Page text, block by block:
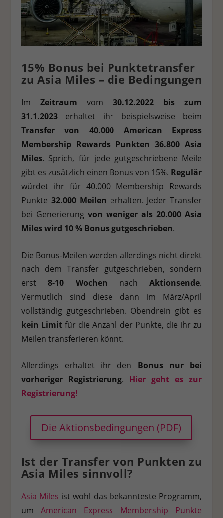
15% Bonus bei Punktetransfer
zu Asia Miles – die Bedingungen
Im Zeitraum vom 30.12.2022 bis zum
31.1.2023erhaltet ihr beispielsweise beim
Transfer von 40.000 American Express
Membership Rewards Punkten 36.800 Asia
Miles. Sprich, für jede gutgeschriebene Meile
gibt es zusätzlich einen Bonus von 15%. Regulär
würdet ihr für 40.000 Membership Rewards
Punkte 32.000 Meilen erhalten. Jeder Transfer
bei Generierung von weniger als 20.000 Asia
Miles wird 10 % Bonus gutgeschrieben.
Die Bonus-Meilen werden allerdings nicht direkt
nach dem Transfer gutgeschrieben, sondern
erst8-10 Wochen nachAktionsende.
Vermutlich sind diese dann im März/April
vollständig gutgeschrieben. Obendrein gibt es
kein Limitfür die Anzahl der Punkte, die ihr zu
Meilen transferieren könnt.
Allerdings erhaltet ihr den Bonus nur bei
vorheriger Registrierung. Hier geht es zur
Registrierung!
Die Aktionsbedingungen (PDF)
Ist der Transfer von Punkten zu
Asia Miles sinnvoll?
Asia Miles ist wohl das bekannteste Programm,
umAmerican Express Membership Punkte
Anzeigen und Inhalte oder Anzeigen- und Inhaltsmessung.
Informationen über die Verwendung Ihrer Daten finden Sie in
Datenschutzerklärung. Es besteht keine Verpflichtung, der
Ihrer Daten zuzustimmen, um dieses Angebot nutzen zu
beachten Sie, dass aufgrund individueller Einstellungen
stehen.
Hier finden Sie eine Übersicht über alle verwendeten Cookies.
können Ihre Einwilligung zu ganzen Kategorien geben oder
auswählen.
Alle akzeptieren Speichern Ablehnen
Zurück
Datenschutzeinstellungen
Essenziell (1)
Essenzielle Cookies ermöglichen grundlegende Funktionen und sind für die
einwandfreie Funktion der Website erforderlich.
Cookie-Informationen anzeigen
Statistiken (1)
Cookie-Informationen anzeigen
Externe Medien (7)
Inhalte von Videoplattformen und Social-Media-Plattformen werden
blockiert. Wenn Cookies von externen Medien akzeptiert werden, bedarf
auf diese Inhalte keiner manuellen Einwilligung mehr.
Cookie-Informationen anzeigen